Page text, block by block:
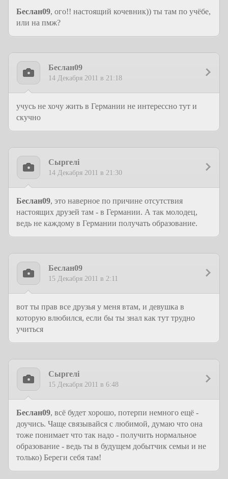
Беслан09, ого!! настоящий кочевник)) ты там по учёбе,
или на пмж?
Беслан09
14 Декабря 2011 в 21:18
учусь не хочу жить в Германии не интерессно тут и
скучно
Сыргелi
14 Декабря 2011 в 21:30
Беслан09, это наверное по причине отсутствия
настоящих друзей там - в Германии. А так молодец,
ведь не каждому в Германии получать образование.
Беслан09
15 Декабря 2011 в 2:11
вот ты прав все друзья у меня втам, и девушка в
которую влюбился, если бы ты знал как тут трудно
учиться
Сыргелi
15 Декабря 2011 в 6:48
Беслан09, всё будет хорошо, потерпи немного ещё -
доучись. Чаще связывайся с любимой, думаю что она
тоже понимает что так надо - получить нормальное
образование - ведь ты в будущем добытчик семьи и не
только) Береги себя там!